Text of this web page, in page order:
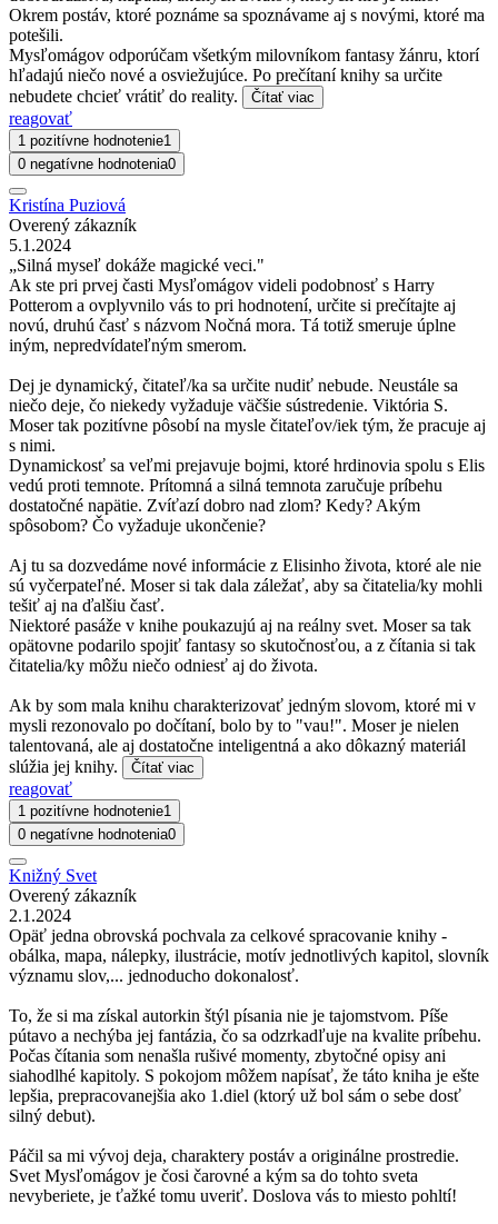
Okrem postáv, ktoré poznáme sa spoznávame aj s novými, ktoré ma
potešili.
Mysľomágov odporúčam všetkým milovníkom fantasy žánru, ktorí
hľadajú niečo nové a osviežujúce. Po prečítaní knihy sa určite
nebudete chcieť vrátiť do reality.
Čítať viac
reagovať
1 pozitívne hodnotenie1
0 negatívne hodnotenia0
Kristína Puziová
Overený zákazník
5.1.2024
„Silná myseľ dokáže magické veci."
Ak ste pri prvej časti Mysľomágov videli podobnosť s Harry
Potterom a ovplyvnilo vás to pri hodnotení, určite si prečítajte aj
novú, druhú časť s názvom Nočná mora. Tá totiž smeruje úplne
iným, nepredvídateľným smerom.
Dej je dynamický, čitateľ/ka sa určite nudiť nebude. Neustále sa
niečo deje, čo niekedy vyžaduje väčšie sústredenie. Viktória S.
Moser tak pozitívne pôsobí na mysle čitateľov/iek tým, že pracuje aj
s nimi.
Dynamickosť sa veľmi prejavuje bojmi, ktoré hrdinovia spolu s Elis
vedú proti temnote. Prítomná a silná temnota zaručuje príbehu
dostatočné napätie. Zvíťazí dobro nad zlom? Kedy? Akým
spôsobom? Čo vyžaduje ukončenie?
Aj tu sa dozvedáme nové informácie z Elisinho života, ktoré ale nie
sú vyčerpateľné. Moser si tak dala záležať, aby sa čitatelia/ky mohli
tešiť aj na ďalšiu časť.
Niektoré pasáže v knihe poukazujú aj na reálny svet. Moser sa tak
opätovne podarilo spojiť fantasy so skutočnosťou, a z čítania si tak
čitatelia/ky môžu niečo odniesť aj do života.
Ak by som mala knihu charakterizovať jedným slovom, ktoré mi v
mysli rezonovalo po dočítaní, bolo by to "vau!". Moser je nielen
talentovaná, ale aj dostatočne inteligentná a ako dôkazný materiál
slúžia jej knihy.
Čítať viac
reagovať
1 pozitívne hodnotenie1
0 negatívne hodnotenia0
Knižný Svet
Overený zákazník
2.1.2024
Opäť jedna obrovská pochvala za celkové spracovanie knihy -
obálka, mapa, nálepky, ilustrácie, motív jednotlivých kapitol, slovník
významu slov,... jednoducho dokonalosť.
To, že si ma získal autorkin štýl písania nie je tajomstvom. Píše
pútavo a nechýba jej fantázia, čo sa odzrkadľuje na kvalite príbehu.
Počas čítania som nenašla rušivé momenty, zbytočné opisy ani
siahodlhé kapitoly. S pokojom môžem napísať, že táto kniha je ešte
lepšia, prepracovanejšia ako 1.diel (ktorý už bol sám o sebe dosť
silný debut).
Páčil sa mi vývoj deja, charaktery postáv a originálne prostredie.
Svet Mysľomágov je čosi čarovné a kým sa do tohto sveta
nevyberiete, je ťažké tomu uveriť. Doslova vás to miesto pohltí!